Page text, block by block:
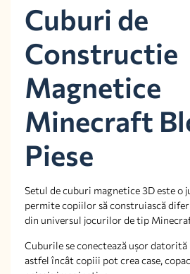
Cuburi de
Constructie
Magnetice
Minecraft
Piese
Setul de cuburi magnetice 3D este o
permite copiilor să construiască
din universul jocurilor de tip
Cuburile se conectează ușor
astfel încât copiii pot crea case,